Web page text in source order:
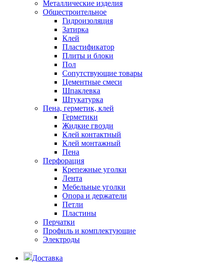
Металлические изделия
Общестроительное
Гидроизоляция
Затирка
Клей
Пластификатор
Плиты и блоки
Пол
Сопутствующие товары
Цементные смеси
Шпаклевка
Штукатурка
Пена, герметик, клей
Герметики
Жидкие гвозди
Клей контактный
Клей монтажный
Пена
Перфорация
Крепежные уголки
Лента
Мебельные уголки
Опора и держатели
Петли
Пластины
Перчатки
Профиль и комплектующие
Электроды
Доставка